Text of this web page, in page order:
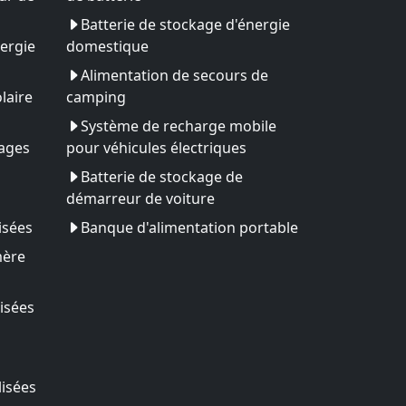
Batterie de stockage d'énergie
domestique
Alimentation de secours de
camping
Système de recharge mobile
pour véhicules électriques
Batterie de stockage de
démarreur de voiture
Banque d'alimentation portable